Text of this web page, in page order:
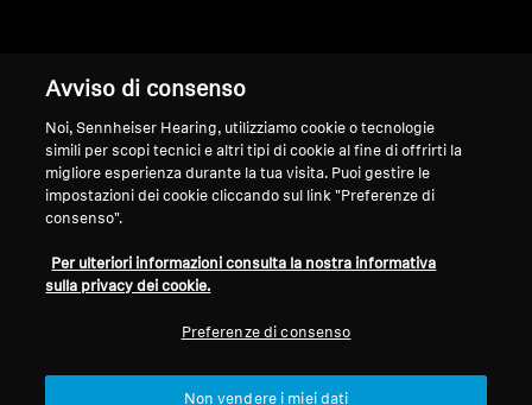
Assistenza
Torna su
Note Legali
Informativa sulla Privacy Globale
Avviso di consenso
Noi, Sennheiser Hearing, utilizziamo cookie o tecnologie
simili per scopi tecnici e altri tipi di cookie al fine di offrirti la
migliore esperienza durante la tua visita. Puoi gestire le
impostazioni dei cookie cliccando sul link "Preferenze di
consenso".
Per ulteriori informazioni consulta la nostra informativa
sulla privacy dei cookie.
Preferenze di consenso
Non vendere i miei dati